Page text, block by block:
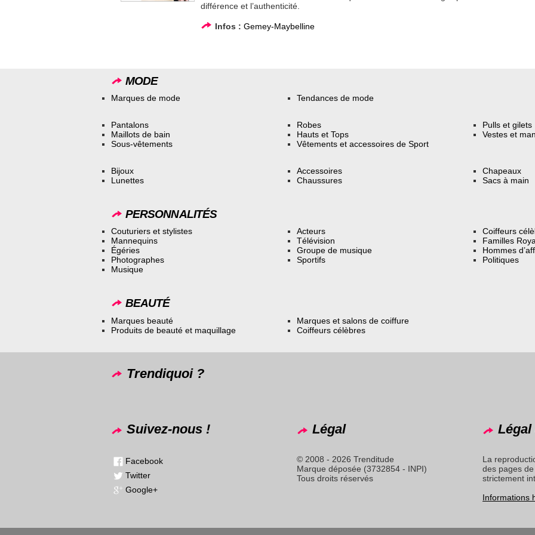
différence et l’authenticité.
Infos : Gemey-Maybelline
MODE
Marques de mode Tendances de mode
Pantalons
Maillots de bain
Sous-vêtements
Robes
Hauts et Tops
Vêtements et accessoires de Sport
Pulls et gilets
Vestes et
Bijoux
Lunettes
Accessoires
Chaussures
Chapeaux
Sacs à main
PERSONNALITÉS
Couturiers et stylistes
Mannequins
Égéries
Photographes
Musique
Acteurs
Télévision
Groupe de musique
Sportifs
Coiffeurs
Familles
Hommes
Politiques
BEAUTÉ
Marques beauté
Produits de beauté et maquillage
Marques et salons de coiffure
Coiffeurs célèbres
Trendiquoi ?
Suivez-nous !
Facebook
Twitter
Google+
Légal
© 2008 - 2026 Trenditude
Marque déposée (3732854 - INPI)
Tous droits réservés
Légal
La
des pages
strictement
Informations